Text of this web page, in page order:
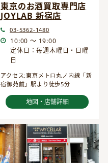
東京のお酒買取専門店
JOYLAB 新宿店
03-5362-1480
10:00 ～ 19:00
定休日：毎週木曜日・日曜
日
アクセス:東京メトロ丸ノ内線「新
宿御苑前」駅より徒歩5分
地図・店舗詳細